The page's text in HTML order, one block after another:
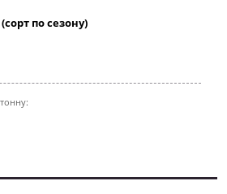
по сезону)